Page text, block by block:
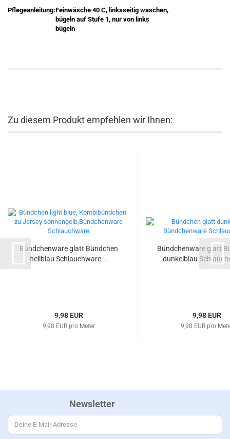
Pflegeanleitung:Feinwäsche 40 C, linksseitig waschen,
bügeln auf Stufe 1, nur von links
bügeln
Zu diesem Produkt empfehlen wir Ihnen:
Bündchenware glatt Bündchen
hellblau Schlauchware...
9,98 EUR
9,98 EUR pro Meter
Bündchenware glatt
dunkelblau
9,98 EUR
9,98 EUR pro
Newsletter